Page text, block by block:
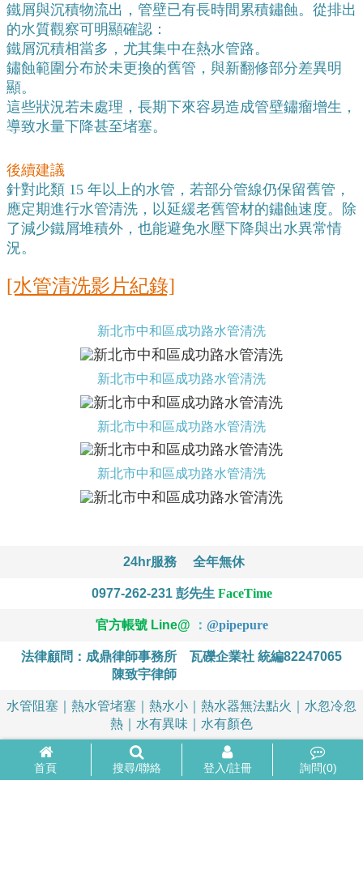
首頁 搜尋/聯絡 登入/註冊 詢問(0)
鐵屑與沉積物流出，管壁已有長時間累積鏽蝕。從排出
的水質觀察可明顯確認：
鐵屑沉積相當多，尤其集中在熱水管路。
鏽蝕範圍分布於未更換的舊管，與新翻修部分差異明
顯。
這些狀況若未處理，長期下來容易造成管壁鏽瘤增生，
導致水量下降甚至堵塞。
後續建議
針對此類 15 年以上的水管，若部分管線仍保留舊管，
應定期進行水管清洗，以延緩老舊管材的鏽蝕速度。除
了減少鐵屑堆積外，也能避免水壓下降與出水異常情
況。
[水管清洗影片紀錄]
新北市中和區成功路水管清洗
新北市中和區成功路水管清洗
新北市中和區成功路水管清洗
新北市中和區成功路水管清洗
24hr服務 全年無休
0977-262-231 彭先生 FaceTime
官方帳號 Line@ ： @pipepure
法律顧問：成鼎律師事務所
陳致宇律師
瓦礫企業社 統編82247065
水管阻塞｜熱水管堵塞｜熱水小｜熱水器無法點火｜水忽冷忽
熱｜水有異味｜水有顏色